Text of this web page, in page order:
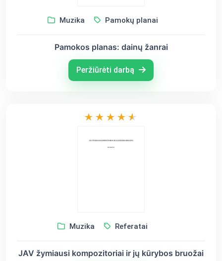
Muzika Pamokų planai
Pamokos planas: dainų žanrai
Peržiūrėti darbą
Muzika Referatai
JAV žymiausi kompozitoriai ir jų kūrybos bruožai